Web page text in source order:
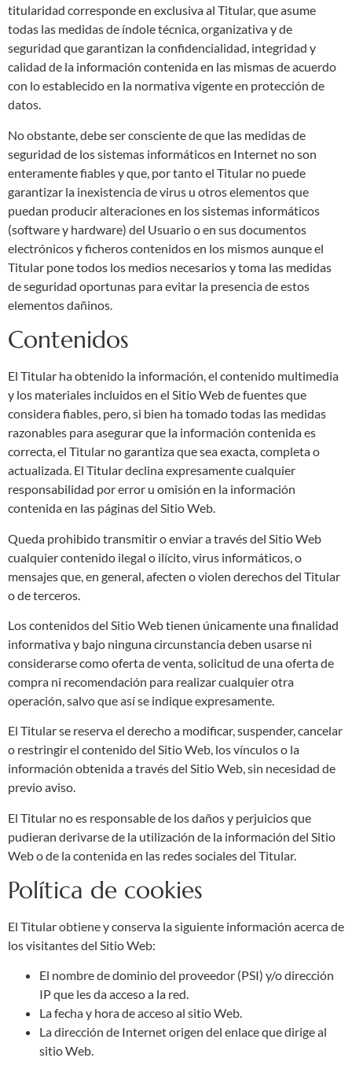
titularidad corresponde en exclusiva al Titular, que asume
todas las medidas de índole técnica, organizativa y de
seguridad que garantizan la confidencialidad, integridad y
calidad de la información contenida en las mismas de acuerdo
con lo establecido en la normativa vigente en protección de
datos.
No obstante, debe ser consciente de que las medidas de
seguridad de los sistemas informáticos en Internet no son
enteramente fiables y que, por tanto el Titular no puede
garantizar la inexistencia de virus u otros elementos que
puedan producir alteraciones en los sistemas informáticos
(software y hardware) del Usuario o en sus documentos
electrónicos y ficheros contenidos en los mismos aunque el
Titular pone todos los medios necesarios y toma las medidas
de seguridad oportunas para evitar la presencia de estos
elementos dañinos.
Contenidos
El Titular ha obtenido la información, el contenido multimedia
y los materiales incluidos en el Sitio Web de fuentes que
considera fiables, pero, si bien ha tomado todas las medidas
razonables para asegurar que la información contenida es
correcta, el Titular no garantiza que sea exacta, completa o
actualizada. El Titular declina expresamente cualquier
responsabilidad por error u omisión en la información
contenida en las páginas del Sitio Web.
Queda prohibido transmitir o enviar a través del Sitio Web
cualquier contenido ilegal o ilícito, virus informáticos, o
mensajes que, en general, afecten o violen derechos del Titular
o de terceros.
Los contenidos del Sitio Web tienen únicamente una finalidad
informativa y bajo ninguna circunstancia deben usarse ni
considerarse como oferta de venta, solicitud de una oferta de
compra ni recomendación para realizar cualquier otra
operación, salvo que así se indique expresamente.
El Titular se reserva el derecho a modificar, suspender, cancelar
o restringir el contenido del Sitio Web, los vínculos o la
información obtenida a través del Sitio Web, sin necesidad de
previo aviso.
El Titular no es responsable de los daños y perjuicios que
pudieran derivarse de la utilización de la información del Sitio
Web o de la contenida en las redes sociales del Titular.
Política de cookies
El Titular obtiene y conserva la siguiente información acerca de
los visitantes del Sitio Web:
El nombre de dominio del proveedor (PSI) y/o dirección
IP que les da acceso a la red.
La fecha y hora de acceso al sitio Web.
La dirección de Internet origen del enlace que dirige al
sitio Web.